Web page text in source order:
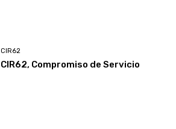
CIR62
CIR62, Compromiso de Servicio